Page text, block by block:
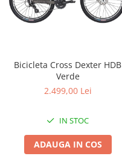
Bicicleta Cross Dexter HDB
Verde
2.499,00 Lei
IN STOC
ADAUGA IN COS